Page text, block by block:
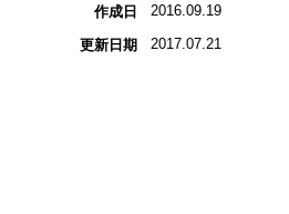
作成日 2016.09.19
更新日期 2017.07.21